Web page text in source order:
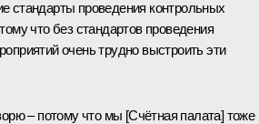
стандарты проведения контрольных
что без стандартов проведения
очень трудно выстроить эти
– потому что мы [Счётная палата] тоже